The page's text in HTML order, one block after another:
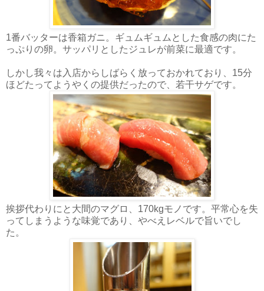
1番バッターは香箱ガニ。ギュムギュムとした食感の肉にた
っぷりの卵。サッパリとしたジュレが前菜に最適です。
しかし我々は入店からしばらく放っておかれており、15分
ほどたってようやくの提供だったので、若干サゲです。
挨拶代わりにと大間のマグロ、170kgモノです。平常心を失
ってしまうような味覚であり、やべえレベルで旨いでし
た。